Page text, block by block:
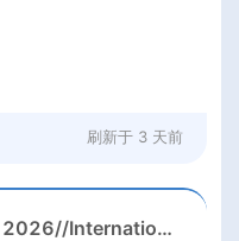
刷新于 3 天前
Suzhou, Jiangsu//August 2026//International American Middle/High School English Teacher Needed in Suzhou, Jiangsu